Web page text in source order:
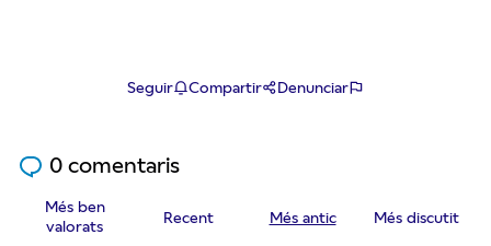
Seguir Compartir Denunciar
0 comentaris
Més ben
valorats
Recent Més antic Més discutit